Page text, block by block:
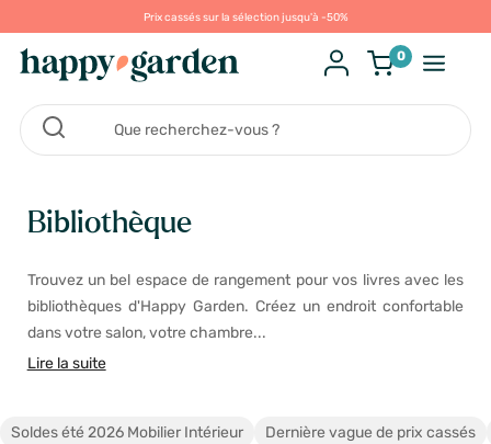
Prix cassés sur la sélection jusqu'à -50%
0
Bibliothèque
Trouvez un bel espace de rangement pour vos livres avec les
bibliothèques d'Happy Garden. Créez un endroit confortable
dans votre salon, votre chambre...
Lire la suite
Soldes été 2026 Mobilier Intérieur Dernière vague de prix cassés